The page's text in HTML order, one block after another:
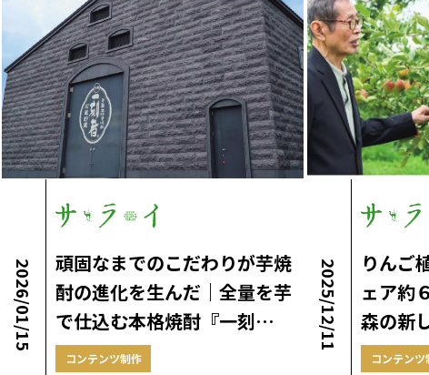
2026/01/15
頑固なまでのこだわりが芋焼
酎の進化を生んだ｜全量を芋
で仕込む本格焼酎『一刻…
コンテンツ制作
2025/12/11
りんご
ェア約
森の新
コンテンツ